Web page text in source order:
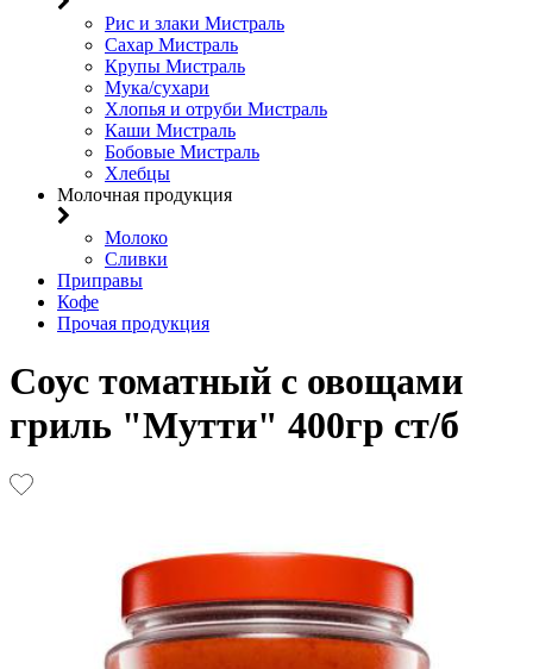
Рис и злаки Мистраль
Сахар Мистраль
Крупы Мистраль
Мука/сухари
Хлопья и отруби Мистраль
Каши Мистраль
Бобовые Мистраль
Хлебцы
Молочная продукция
Молоко
Сливки
Приправы
Кофе
Прочая продукция
Соус томатный с овощами
гриль "Мутти" 400гр ст/б